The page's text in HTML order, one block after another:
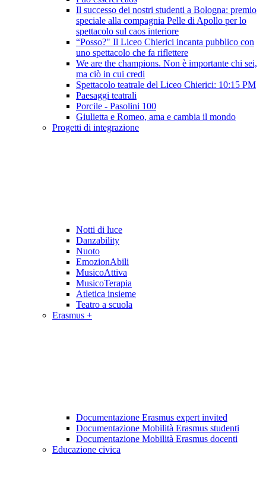
Il successo dei nostri studenti a Bologna: premio
speciale alla compagnia Pelle di Apollo per lo
spettacolo sul caos interiore
“Posso?" Il Liceo Chierici incanta pubblico con
uno spettacolo che fa riflettere
We are the champions. Non è importante chi sei,
ma ciò in cui credi
Spettacolo teatrale del Liceo Chierici: 10:15 PM
Paesaggi teatrali
Porcile - Pasolini 100
Giulietta e Romeo, ama e cambia il mondo
Progetti di integrazione
Notti di luce
Danzability
Nuoto
EmozionAbili
MusicoAttiva
MusicoTerapia
Atletica insieme
Teatro a scuola
Erasmus +
Documentazione Erasmus expert invited
Documentazione Mobilità Erasmus studenti
Documentazione Mobilità Erasmus docenti
Educazione civica